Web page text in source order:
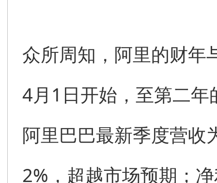
众所周知，阿里的财年
4月1日开始，至第二
阿里巴巴最新季度营收
2%，超越市场预期；